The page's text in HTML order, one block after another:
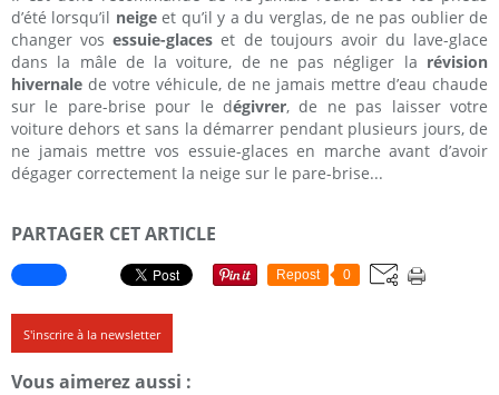
d’été lorsqu’il neigeet qu’il y a du verglas, de ne pas oublier de
changer vosessuie-glaces et de toujours avoir du lave-glace
dans la mâle de la voiture, de ne pas négliger la révision
hivernale de votre véhicule, de ne jamais mettre d’eau chaude
sur le pare-brise pour le dégivrer, de ne pas laisser votre
voiture dehors et sans la démarrer pendant plusieurs jours, de
ne jamais mettre vos essuie-glaces en marche avant d’avoir
dégager correctement la neige sur le pare-brise...
PARTAGER CET ARTICLE
Repost 0
S'inscrire à la newsletter
Vous aimerez aussi :